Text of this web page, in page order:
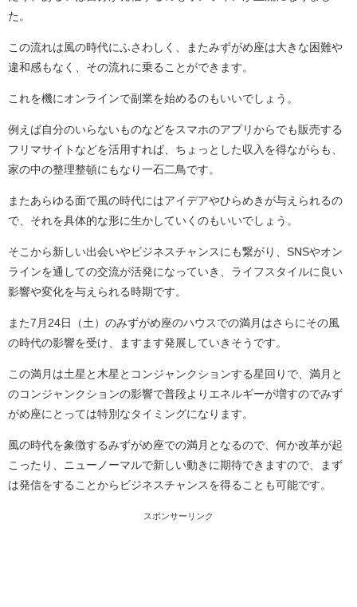
た。
この流れは風の時代にふさわしく、またみずがめ座は大きな困難や
違和感もなく、その流れに乗ることができます。
これを機にオンラインで副業を始めるのもいいでしょう。
例えば自分のいらないものなどをスマホのアプリからでも販売する
フリマサイトなどを活用すれば、ちょっとした収入を得ながらも、
家の中の整理整頓にもなり一石二鳥です。
またあらゆる面で風の時代にはアイデアやひらめきが与えられるの
で、それを具体的な形に生かしていくのもいいでしょう。
そこから新しい出会いやビジネスチャンスにも繋がり、SNSやオン
ラインを通しての交流が活発になっていき、ライフスタイルに良い
影響や変化を与えられる時期です。
また7月24日（土）のみずがめ座のハウスでの満月はさらにその風
の時代の影響を受け、ますます発展していきそうです。
この満月は土星と木星とコンジャンクションする星回りで、満月と
のコンジャンクションの影響で普段よりエネルギーが増すのでみず
がめ座にとっては特別なタイミングになります。
風の時代を象徴するみずがめ座での満月となるので、何か改革が起
こったり、ニューノーマルで新しい動きに期待できますので、まず
は発信をすることからビジネスチャンスを得ることも可能です。
スポンサーリンク